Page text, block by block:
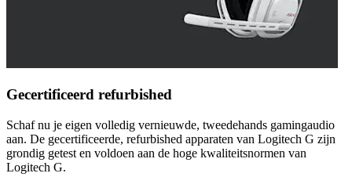
Gecertificeerd refurbished
Schaf nu je eigen volledig vernieuwde, tweedehands gamingaudio
aan. De gecertificeerde, refurbished apparaten van Logitech G zijn
grondig getest en voldoen aan de hoge kwaliteitsnormen van
Logitech G.